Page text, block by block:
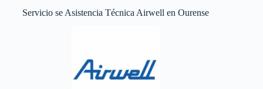
Servicio se Asistencia Técnica Airwell en Ourense